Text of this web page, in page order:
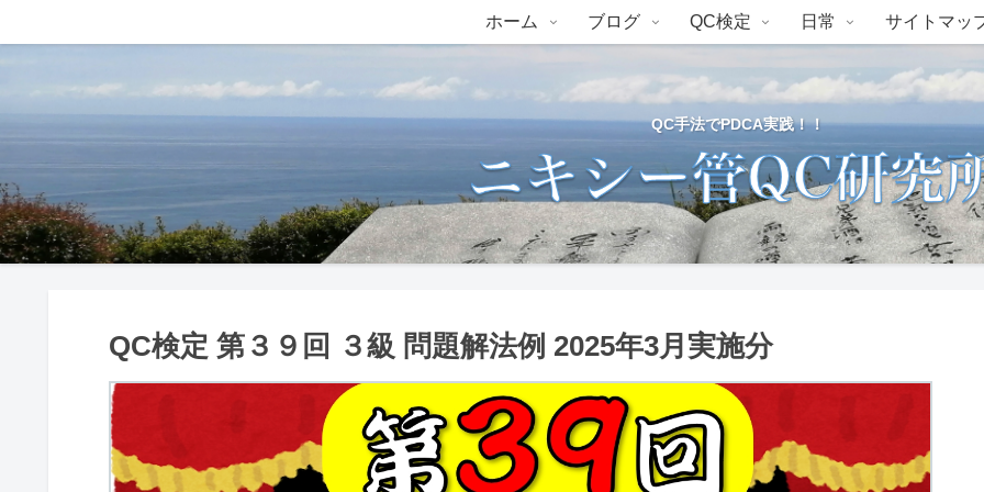
QC手法でPDCA実践！！
ホーム ブログ QC検定 日常 サイトマッ
QC検定 第３９回 ３級 問題解法例 2025年3月実施分